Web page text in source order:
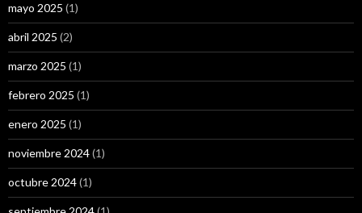
mayo 2025 (1)
abril 2025 (2)
marzo 2025 (1)
febrero 2025 (1)
enero 2025 (1)
noviembre 2024(1)
octubre 2024(1)